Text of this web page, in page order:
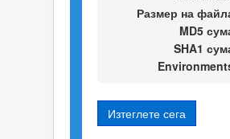
Размер на
MD5
SHA1
Изтеглете сега